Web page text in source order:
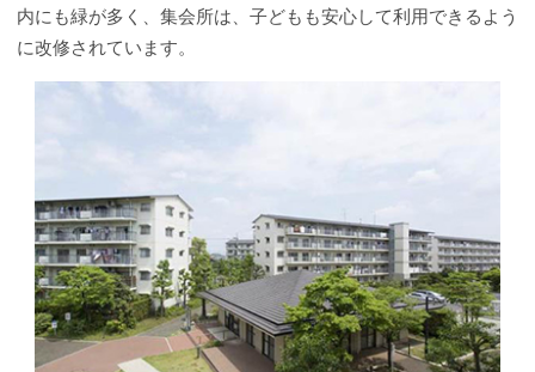
内にも緑が多く、集会所は、子どもも安心して利用できるよう
に改修されています。